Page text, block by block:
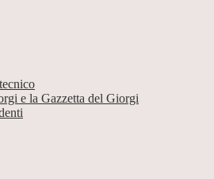
e la Gazzetta del Giorgi